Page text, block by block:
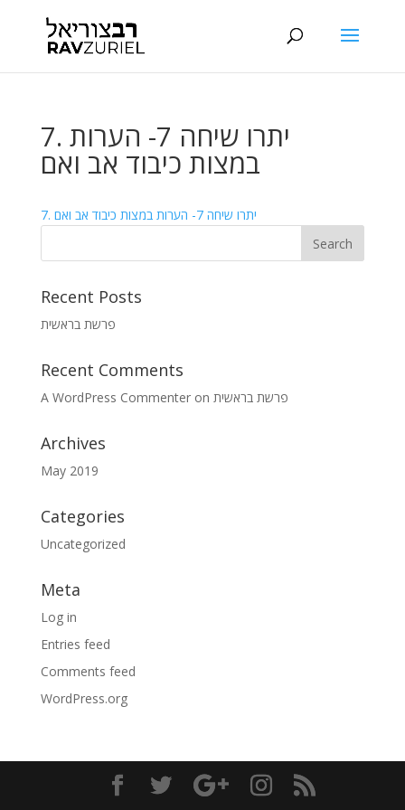
7. יתרו שיחה 7- הערות
במצות כיבוד אב ואם
7. יתרו שיחה 7- הערות במצות כיבוד אב ואם
Recent Posts
פרשת בראשית
Recent Comments
A WordPress Commenteron פרשת בראשית
Archives
May 2019
Categories
Uncategorized
Meta
Log in
Entries feed
Comments feed
WordPress.org